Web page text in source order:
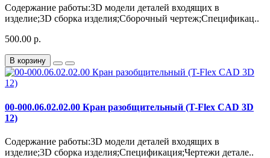
Содержание работы:3D модели деталей входящих в
изделие;3D сборка изделия;Сборочный чертеж;Спецификац..
500.00 р.
В корзину
00-000.06.02.02.00 Кран разобщительный (T-Flex CAD 3D
12)
Содержание работы:3D модели деталей входящих в
изделие;3D сборка изделия;Спецификация;Чертежи детале..